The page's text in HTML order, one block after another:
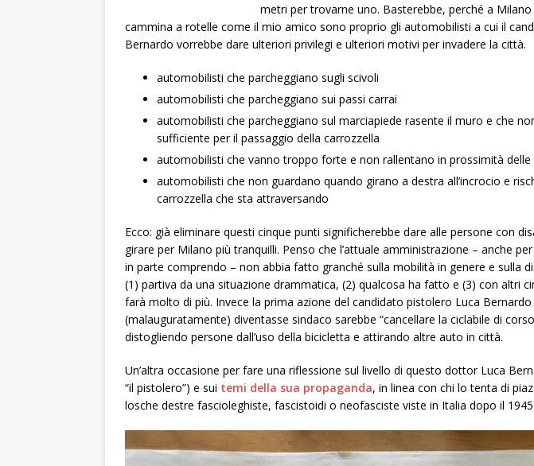
metri per trovarne uno. Basterebbe, perché a
cammina a rotelle come il mio amico sono proprio gli automobilisti a cui il
Bernardo vorrebbe dare ulteriori privilegi e ulteriori motivi per invadere la città.
automobilisti che parcheggiano sugli scivoli
automobilisti che parcheggiano sui passi carrai
automobilisti che parcheggiano sul marciapiede rasente il muro e che
sufficiente per il passaggio della carrozzella
automobilisti che vanno troppo forte e non rallentano in prossimità delle
automobilisti che non guardano quando girano a destra all’incrocio e
carrozzella che sta attraversando
Ecco: già eliminare questi cinque punti significherebbe dare alle persone con
girare per Milano più tranquilli. Penso che l’attuale amministrazione – anche
in parte comprendo – non abbia fatto granché sulla mobilità in genere e sulla
(1) partiva da una situazione drammatica, (2) qualcosa ha fatto e (3) con altri
farà molto di più. Invece la prima azione del candidato pistolero Luca
(malauguratamente) diventasse sindaco sarebbe “cancellare la ciclabile di
distogliendo persone dall’uso della bicicletta e attirando altre auto in città.
Un’altra occasione per fare una riflessione sul livello di questo dottor Luca
“il pistolero”) e sui temi della sua propaganda, in linea con chi lo tenta di
losche destre fascioleghiste, fascistoidi o neofasciste viste in Italia dopo il 1945.